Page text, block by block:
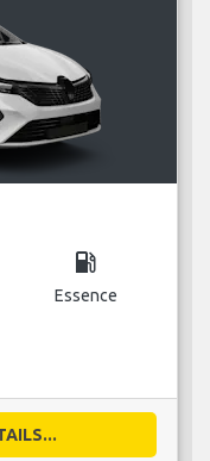
local_gas_station
Essence